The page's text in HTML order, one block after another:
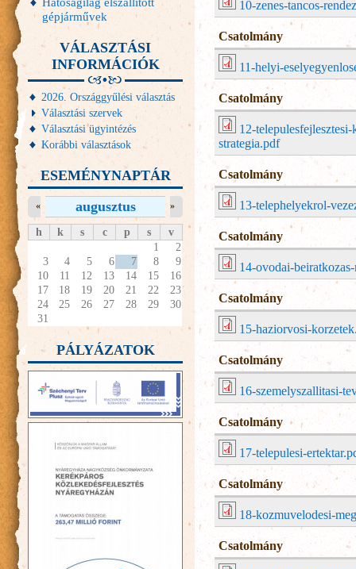
10-zenes-tancos-
Csatolmány
11-helyi-
Csatolmány
12-
strategia.pdf
Csatolmány
13-telephelyekrol-
Csatolmány
14-ovodai-
Csatolmány
15-haziorvosi-
Csatolmány
16-szemelyszallitasi-
Csatolmány
17-telepulesi-
Csatolmány
18-kozmuvelodesi-
Csatolmány
gépjárművek
VÁLASZTÁSI
INFORMÁCIÓK
2026. Országgyűlési választás
Választási szervek
Választási ügyintézés
Korábbi választások
ESEMÉNYNAPTÁR
augusztus
« »
h k s c p s
v
1
2
3
4 5 6 7 8
9
10
11 12 13 14 15
16
17
18 19 20 21 22
23
24
25 26 27 28 29
30
31
PÁLYÁZATOK